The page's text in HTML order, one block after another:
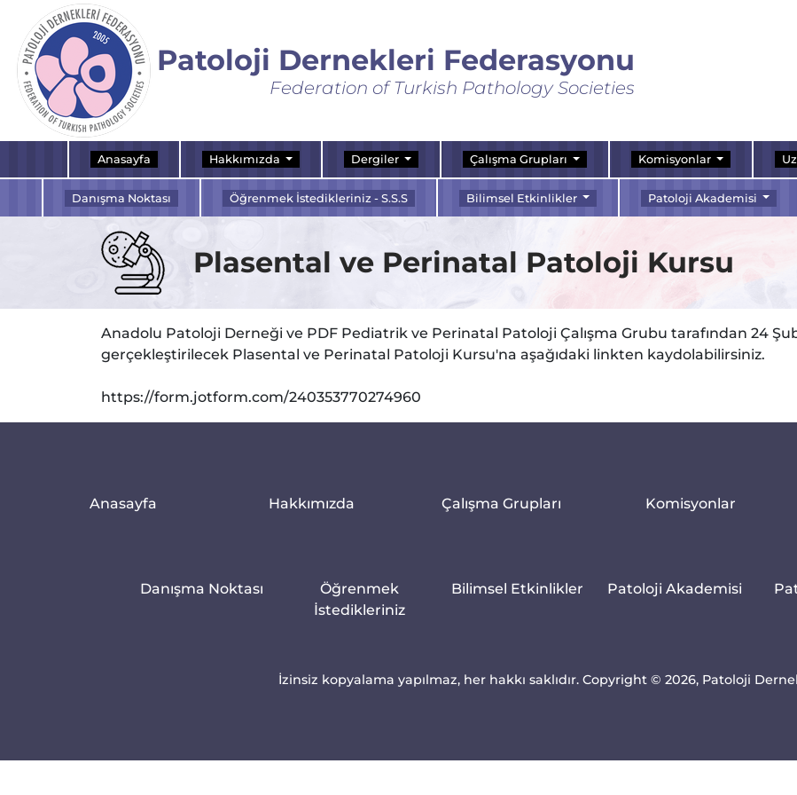
Patoloji Dernekleri Federasyonu
Federation of Turkish Pathology Societies
Anasayfa Hakkımızda Dergiler Çalışma Grupları Komisyonlar
Danışma Noktası Öğrenmek İstedikleriniz - S.S.S Bilimsel Etkinlikler Patoloji Akademisi
Plasental ve Perinatal Patoloji Kursu
Anadolu Patoloji Derneği ve PDF Pediatrik ve Perinatal Patoloji Çalışma Grubu tarafından 24
gerçekleştirilecek Plasental ve Perinatal Patoloji Kursu'na aşağıdaki linkten kaydolabilirsiniz.
https://form.jotform.com/240353770274960
Anasayfa Hakkımızda Çalışma Grupları Komisyonlar
Danışma Noktası
Öğrenmek
İstedikleriniz
Bilimsel Etkinlikler Patoloji Akademisi
İzinsiz kopyalama yapılmaz, her hakkı saklıdır. Copyright © 2026, Patoloji